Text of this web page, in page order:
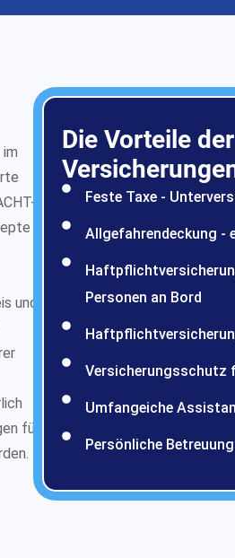
und
für
Die Vorteile
Feste Taxe -
Allgefahrendeckung -
Personen an Bord
Versicherungsschutz
Umfangeiche
Persönliche Betreuung